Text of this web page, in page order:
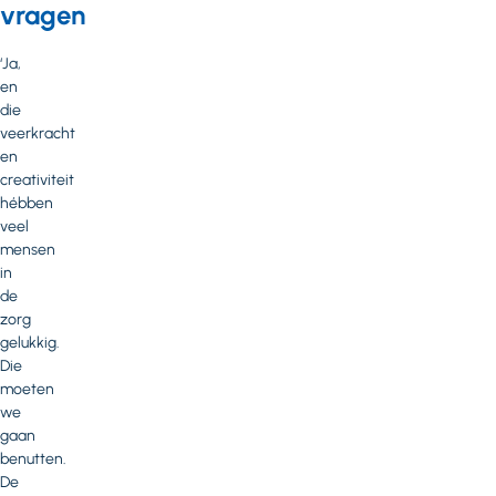
vragen
‘Ja,
en
die
veerkracht
en
creativiteit
hébben
veel
mensen
in
de
zorg
gelukkig.
Die
moeten
we
gaan
benutten.
De